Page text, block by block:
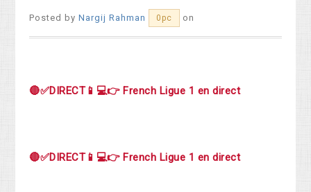
Posted byNargij Rahman 0pc on
🔴✅DIRECT📱💻👉 French Ligue 1 en direct
🔴✅DIRECT📱💻👉 French Ligue 1 en direct